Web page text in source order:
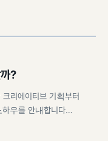
?
리에이티브 기획부터
하우를 안내합니다…